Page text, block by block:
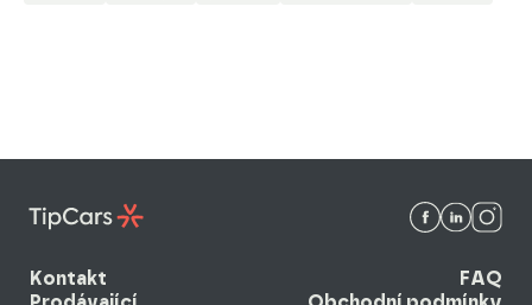
Kontakt
FAQ